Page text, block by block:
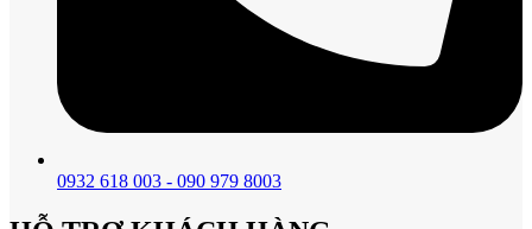
0932 618 003 - 090 979 8003